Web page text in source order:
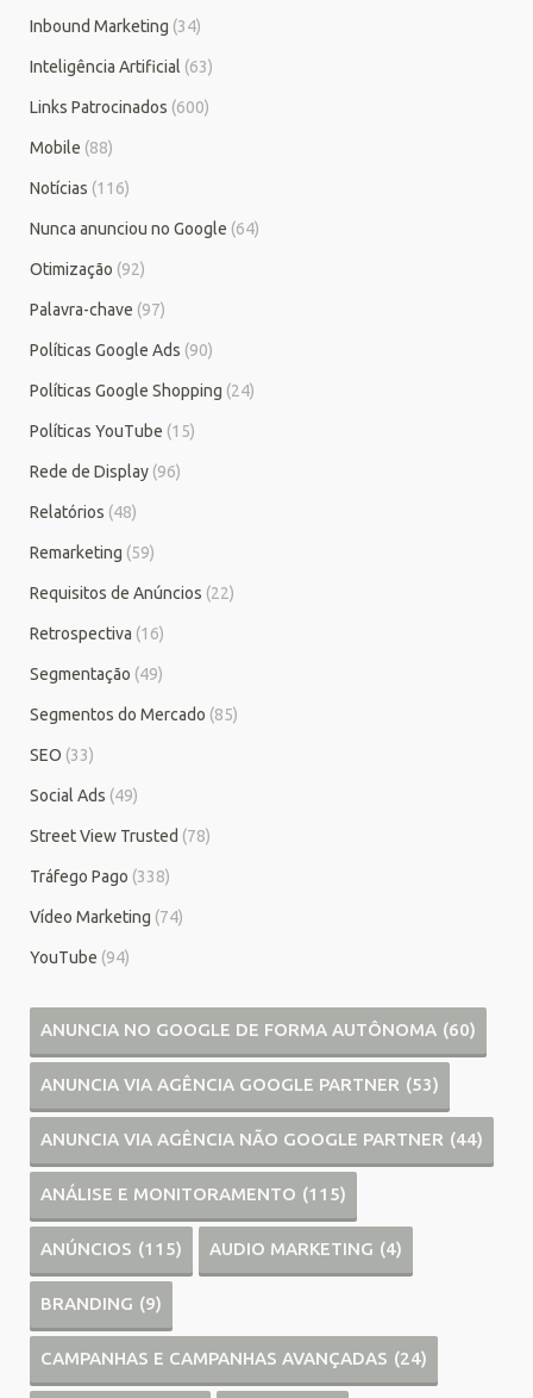
Inbound Marketing (34)
Inteligência Artificial (63)
Links Patrocinados (600)
Mobile (88)
Notícias (116)
Nunca anunciou no Google (64)
Otimização (92)
Palavra-chave (97)
Políticas Google Ads (90)
Políticas Google Shopping (24)
Políticas YouTube (15)
Rede de Display (96)
Relatórios (48)
Remarketing (59)
Requisitos de Anúncios (22)
Retrospectiva (16)
Segmentação (49)
Segmentos do Mercado (85)
SEO (33)
Social Ads (49)
Street View Trusted (78)
Tráfego Pago (338)
Vídeo Marketing (74)
YouTube (94)
ANUNCIA NO GOOGLE DE FORMA AUTÔNOMA (60)
ANUNCIA VIA AGÊNCIA GOOGLE PARTNER (53)
ANUNCIA VIA AGÊNCIA NÃO GOOGLE PARTNER (44)
ANÁLISE E MONITORAMENTO (115)
ANÚNCIOS (115) AUDIO MARKETING (4)
BRANDING (9)
CAMPANHAS E CAMPANHAS AVANÇADAS (24)